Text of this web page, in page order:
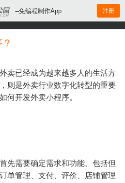
--免编程制作App 注册
卖已经成为越来越多人的生活方
则是外卖行业数字化转型的重要
何开发外卖小程序。
先需要确定需求和功能。包括但
单管理、支付、评价、店铺管理